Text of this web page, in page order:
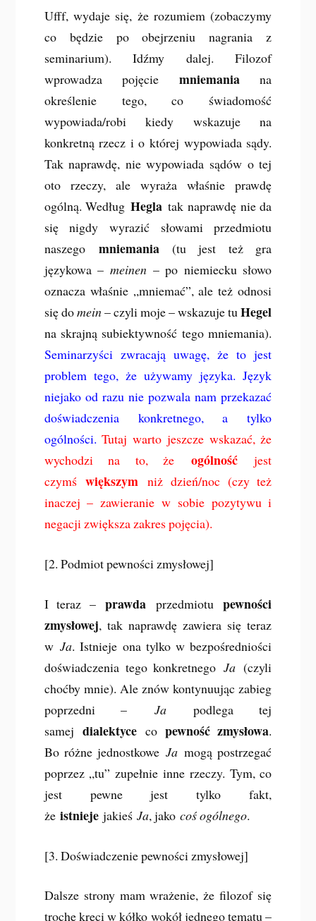
Ufff, wydaje się, że rozumiem (zobaczymy
co będzie po obejrzeniu nagrania z
seminarium). Idźmy dalej. Filozof
wprowadza pojęciemniemania na
określenie tego, co świadomość
wypowiada/robi kiedy wskazuje na
konkretną rzecz i o której wypowiada sądy.
Tak naprawdę, nie wypowiada sądów o tej
oto rzeczy, ale wyraża właśnie prawdę
ogólną. WedługHegla tak naprawdę nie da
się nigdy wyrazić słowami przedmiotu
naszegomniemania (tu jest też gra
językowa – meinen – po niemiecku słowo
oznacza właśnie „mniemać”, ale też odnosi
się domein– czyli moje – wskazuje tuHegel
na skrajną subiektywność tego mniemania).
Seminarzyści zwracają uwagę, że to jest
problem tego, że używamy języka. Język
niejako od razu nie pozwala nam przekazać
doświadczenia konkretnego, a tylko
ogólności.Tutaj warto jeszcze wskazać, że
wychodzi na to, że ogólnośćjest
czymświększymniż dzień/noc (czy też
inaczej – zawieranie w sobie pozytywu i
negacji zwiększa zakres pojęcia).
[2. Podmiot pewności zmysłowej]
I teraz –prawda przedmiotupewności
zmysłowej, tak naprawdę zawiera się teraz
w Ja. Istnieje ona tylko w bezpośredniości
doświadczenia tego konkretnegoJa(czyli
choćby mnie). Ale znów kontynuując zabieg
poprzedni – Ja podlega tej
samej dialektyce copewność zmysłowa.
Bo różne jednostkoweJamogą postrzegać
poprzez „tu” zupełnie inne rzeczy. Tym, co
jest pewne jest tylko fakt,
że istnieje jakieś Ja, jako coś ogólnego.
[3. Doświadczenie pewności zmysłowej]
Dalsze strony mam wrażenie, że filozof się
trochę kręci w kółko wokół jednego tematu –